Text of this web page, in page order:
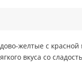
желтые с
вкуса со